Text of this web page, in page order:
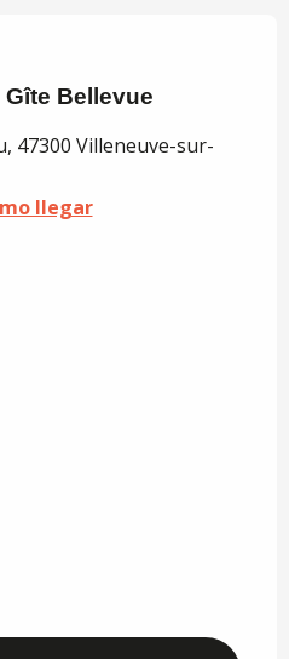
Bellevue
47300 Villeneuve-sur-
llegar